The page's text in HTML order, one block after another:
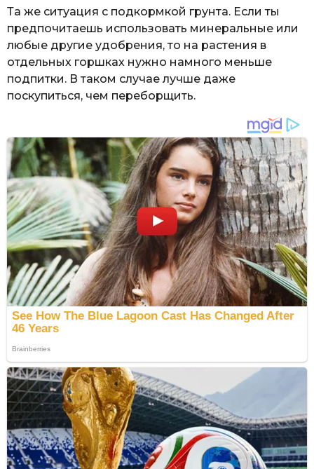
Та же ситуация с подкормкой грунта. Если ты
предпочитаешь использовать минеральные или
любые другие удобрения, то на растения в
отдельных горшках нужно намного меньше
подпитки. В таком случае лучше даже
поскупиться, чем переборщить.